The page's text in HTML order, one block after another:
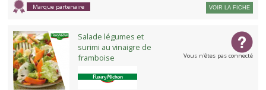
Marque partenaire VOIR LA FICHE
Salade légumes et
surimi au vinaigre de
framboise
Vous n'êtes pas connecté